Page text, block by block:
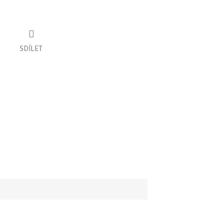
SDÍLET